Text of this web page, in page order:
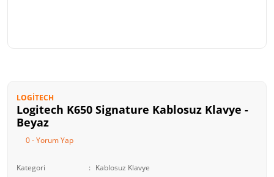
LOGITECH
Logitech K650 Signature Kablosuz Klavye -
Beyaz
0 - Yorum Yap
Kategori
Kablosuz Klavye